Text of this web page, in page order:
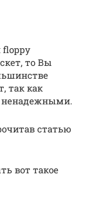
floppy
то Вы
так как
ненадежными.
статью
вот такое